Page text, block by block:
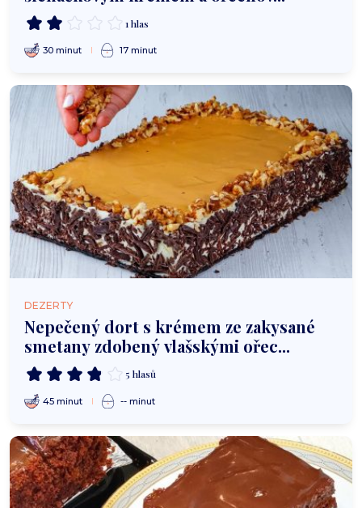
1 hlas
30 minut 17 minut
DEZERTY
Nepečený dort s krémem ze zakysané
smetany zdobený vlašskými ořec...
5 hlasů
45 minut -- minut